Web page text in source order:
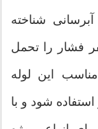
شناخته
میتواند 15.5 اتمسفر فشار را تحمل
این لوله
شود و با